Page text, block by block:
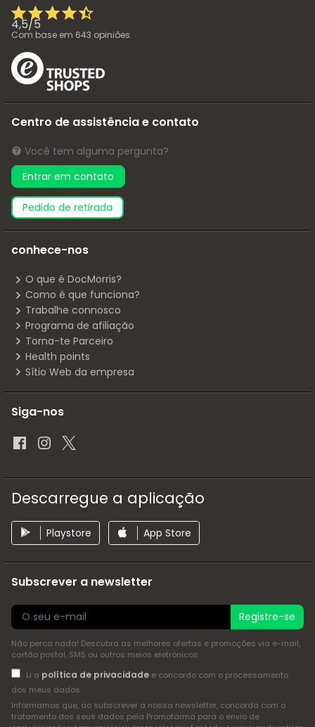
4,5/5
Com base em 643 opiniões
Centro de assistência e contato
Você tem alguma pergunta?
Entrar em contato
pedido de retirada
conhece-nos
O que é DocMorris?
Como é que funciona?
Trabalhe connosco
Programa de afiliação
Torna-te Parceiro
Health points
Sítio Web da empresa
Siga-nos
Descarregue a aplicação
Playstore App Store
Subscrever a newsletter
Registre-se
Não perca nada! Descubra as melhores ofertas e promoções via e-mail,
cartão postal, SMS ou outros meios eletrónicos
Li a política de privacidadee concordo com o processamento
dos meus dados
Informamos que, ao subscrever a nossa newsletter, concorda com o
tratamento dos seus dados pela Promofarma para o envio de